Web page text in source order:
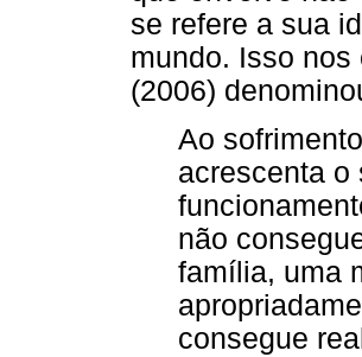
se refere a sua
mundo. Isso
(2006)
Ao
acrescenta o
não
família, uma
consegue